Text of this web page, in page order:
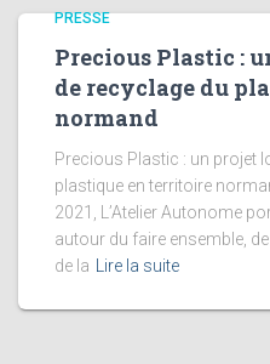
PRESSE
Precious Plastic :
de recyclage du
normand
Precious Plastic : un projet
plastique en territoire
2021, L’Atelier Autonome
autour du faire ensemble,
de la Lire la suite